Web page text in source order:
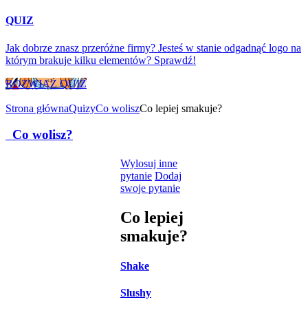
QUIZ
Jak dobrze znasz przeróżne firmy? Jesteś w stanie odgadnąć logo na
którym brakuje kilku elementów? Sprawdź!
ROZWIĄŻ QUIZ
Strona głównaQuizyCo woliszCo lepiej smakuje?
Co wolisz?
Wylosuj inne
pytanie Dodaj
swoje pytanie
Co lepiej
smakuje?
Shake
Slushy